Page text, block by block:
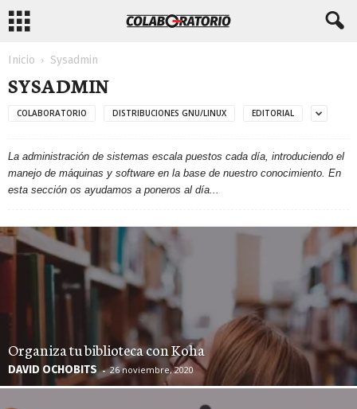
Inicio Sysadmin
SYSADMIN
COLABORATORIO DISTRIBUCIONES GNU/LINUX EDITORIAL
La administración de sistemas escala puestos cada día, introduciendo el
manejo de máquinas y software en la base de nuestro conocimiento. En
esta sección os ayudamos a poneros al día...
Organiza tu biblioteca con Koha
DAVID OCHOBITS - 26 noviembre, 2020